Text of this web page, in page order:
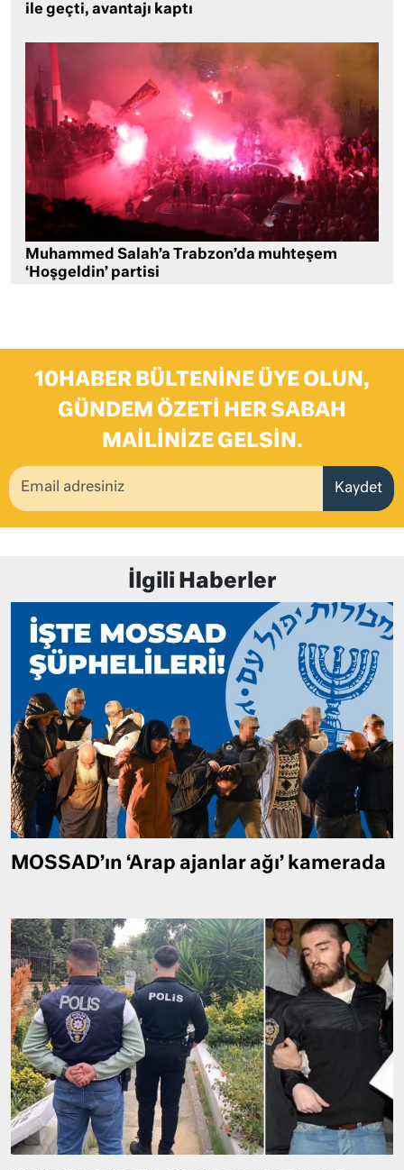
ile geçti, avantajı kaptı
Muhammed Salah’a Trabzon’da muhteşem
‘Hoşgeldin’ partisi
10HABER BÜLTENINE ÜYE OLUN,
GÜNDEM ÖZETI HER SABAH
MAILINIZE GELSIN.
Kaydet
İlgili Haberler
MOSSAD’ın ‘Arap ajanlar ağı’ kamerada